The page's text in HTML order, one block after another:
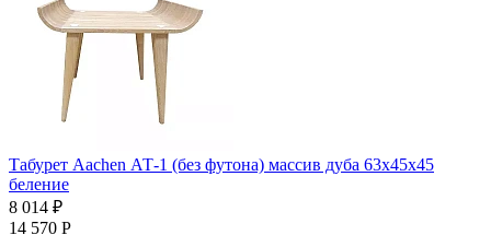
Табурет Aachen АТ-1 (без футона) массив дуба 63х45х45
беление
8 014 ₽
14 570 Р